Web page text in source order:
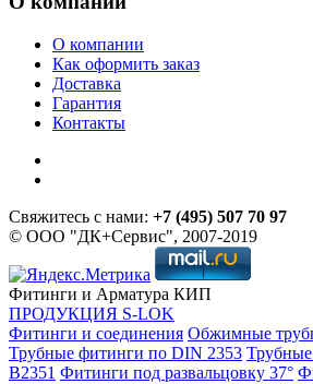
О компании
Как оформить заказ
Доставка
Гарантия
Контакты
Свяжитесь с нами: +7 (495) 507 70 97
© ООО "ДК+Сервис", 2007-2019
Фитинги и Арматура КИП
ПРОДУКЦИЯ S-LOK
Фитинги и соединения Обжимные
Трубные фитинги по DIN 2353
B2351 Фитинги под развальцовку 37°